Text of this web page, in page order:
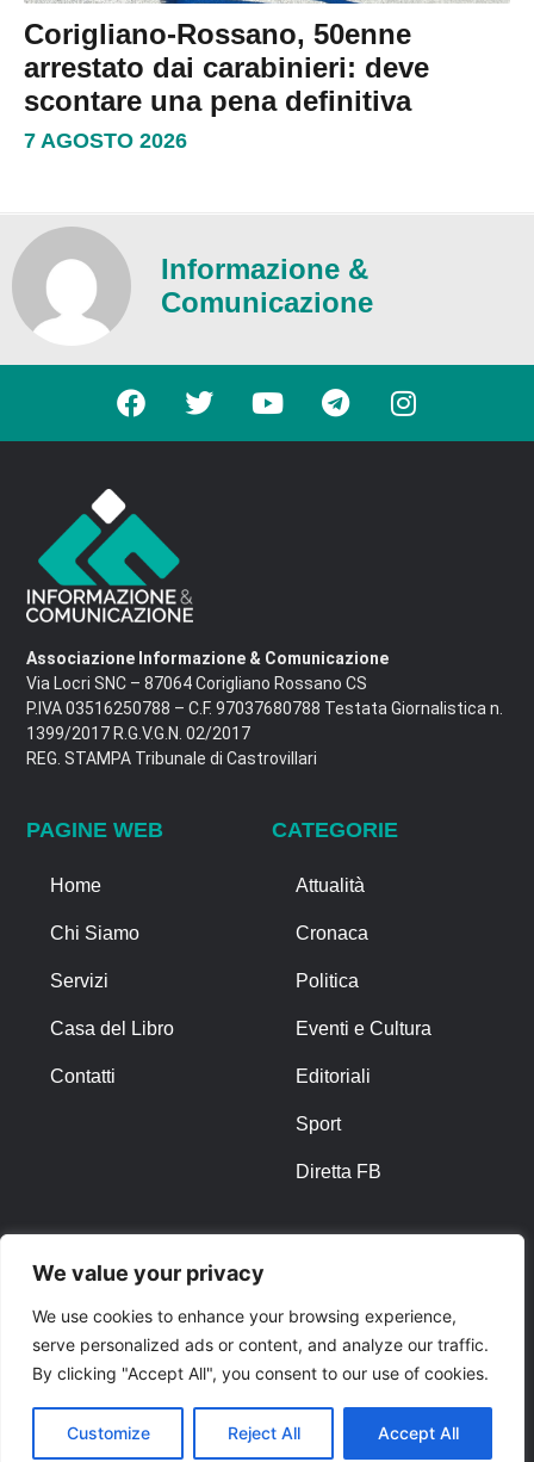
We value your privacy
We use cookies to enhance your browsing experience,
serve personalized ads or content, and analyze our traffic.
By clicking "Accept All", you consent to our use of cookies.
Customize Reject All Accept All
Corigliano-Rossano, 50enne
arrestato dai carabinieri: deve
scontare una pena definitiva
7 AGOSTO 2026
Informazione &
Comunicazione
Associazione Informazione & Comunicazione
Via Locri SNC – 87064 Corigliano Rossano CS
P.IVA 03516250788 – C.F. 97037680788 Testata Giornalistica n.
1399/2017 R.G.V.G.N. 02/2017
REG. STAMPA Tribunale di Castrovillari
PAGINE WEB
Home
Chi Siamo
Servizi
Casa del Libro
Contatti
CATEGORIE
Attualità
Cronaca
Politica
Eventi e Cultura
Editoriali
Sport
Diretta FB
Privacy Policy